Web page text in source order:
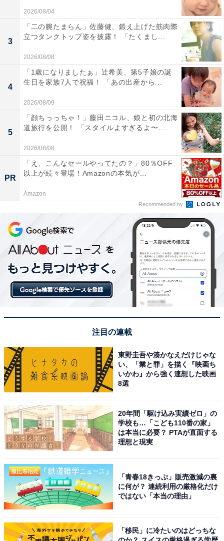
2026/08/04
3
「二の腕たまらん」佐藤健、鍛え上げた筋肉際
立つタンクトップ姿を披露！ 「たくまし...
2026/08/08
4
「1歳になりましたぁ」辻希美、第5子娘の誕
生日を家族7人で祝福！ 「あの出産から...
2026/08/09
5
「顔ちっっちゃ！」藤田ニコル、娘と初の北海
道旅行を公開！ 「スタイルよすぎるよ〜...
2026/08/08
PR
「え、こんなセールやってたの？」80％OFF
以上が続々登場！Amazonの本気が...
Amazon
Recommended by
注目の連載
東野圭吾や湊かなえだけじゃな
い、「業と罪」を描く『映画ち
いかわ』から強く連想した映画
8選
20年間「駆け込み実績ゼロ」の
学校も…「こども110番の家」
は本当に必要？ PTAが直面する
理想と現実
「青春18きっぷ」販売激減の裏
に何が？ 連続利用の厳格化だけ
ではない「本当の理由」
「移民」に冷たいのはどっちな